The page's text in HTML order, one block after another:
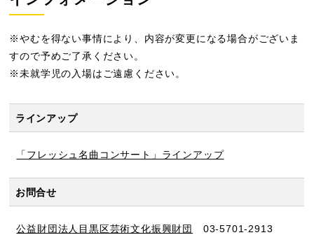
※やむを得ない事情により、内容が変更になる場合がございま
すので予めご了承ください。
※未就学児の入場はご遠慮ください。
ラインアップ
「フレッシュ名曲コンサート」ラインアップ
お問合せ
公益財団法人目黒区芸術文化振興財団 03-5701-2913